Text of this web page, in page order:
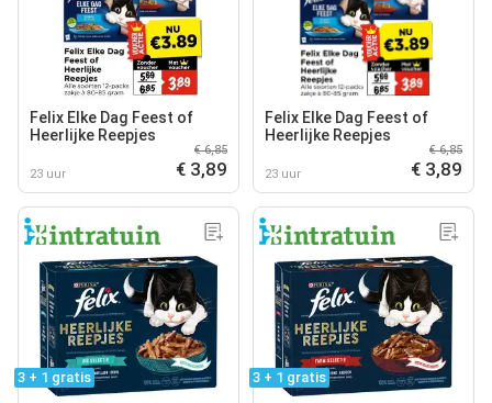
Felix Elke Dag Feest of
Heerlijke Reepjes
23 uur
€ 6,85
€ 3,89
Felix Elke Dag Feest of
Heerlijke Reepjes
23 uur
€ 6,85
€ 3,89
3 + 1 gratis 3 + 1 gratis